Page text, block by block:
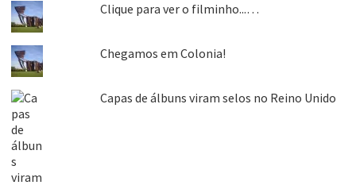
Clique para ver o filminho...…
Chegamos em Colonia!
Capas de álbuns viram selos no Reino Unido